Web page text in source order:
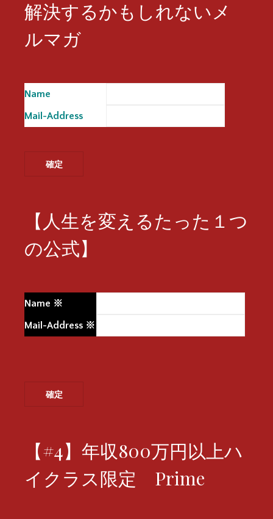
解決するかもしれないメ
ルマガ
Name
Mail-Address
【人生を変えるたった１つ
の公式】
Name ※
Mail-Address ※
【#4】年収800万円以上ハ
イクラス限定 Prime